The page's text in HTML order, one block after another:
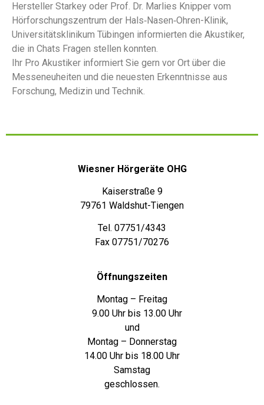
Hersteller Starkey oder Prof. Dr. Marlies Knipper vom
Hörforschungszentrum der Hals‐Nasen‐Ohren-Klinik,
Universitätsklinikum Tübingen informierten die Akustiker,
die in Chats Fragen stellen konnten.
Ihr Pro Akustiker informiert Sie gern vor Ort über die
Messeneuheiten und die neuesten Erkenntnisse aus
Forschung, Medizin und Technik.
Wiesner Hörgeräte OHG
Kaiserstraße 9
79761 Waldshut-Tiengen
Tel. 07751/4343
Fax 07751/70276
Öffnungszeiten
Montag – Freitag
9.00 Uhr bis 13.00 Uhr
und
Montag – Donnerstag
14.00 Uhr bis 18.00 Uhr
Samstag
geschlossen.